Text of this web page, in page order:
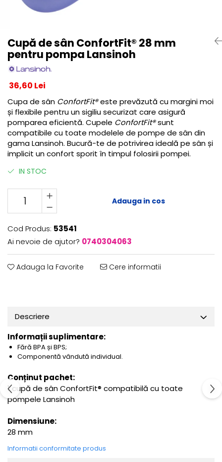
Centre de joaca
Mic dejun
Biscuiti
Crackers & Paine uscata
Amestecuri pentru desert
Faina & Amestecuri
Paste
Kituri
Alaptare
Ingrijire dupa nastere
Hranire
Ingrijire
Scutece & Servetele
Cupă de sân ConfortFit® 28 mm
pentru pompa Lansinoh
36,60 Lei
Cupa de sân ConfortFit®este prevăzută cu margini moi
și flexibile pentru un sigiliu securizat care asigură
pomparea eficientă. Cupele ConfortFit®sunt
compatibile cu toate modelele de pompe de sân din
gama Lansinoh. Bucură-te de potrivirea ideală pe sân și
implicit un confort sporit în timpul folosirii pompei.
IN STOC
Adauga in cos
Cod Produs: 53541
Ai nevoie de ajutor? 0740304063
Adauga la Favorite Cere informatii
Descriere
Informații suplimentare:
Fără BPA și BPS;
Componentă vândută individual.
Conținut pachet:
1 cupă de sân ConfortFit® compatibilă cu toate
pompele Lansinoh
Dimensiune:
28 mm
Informatii conformitate produs